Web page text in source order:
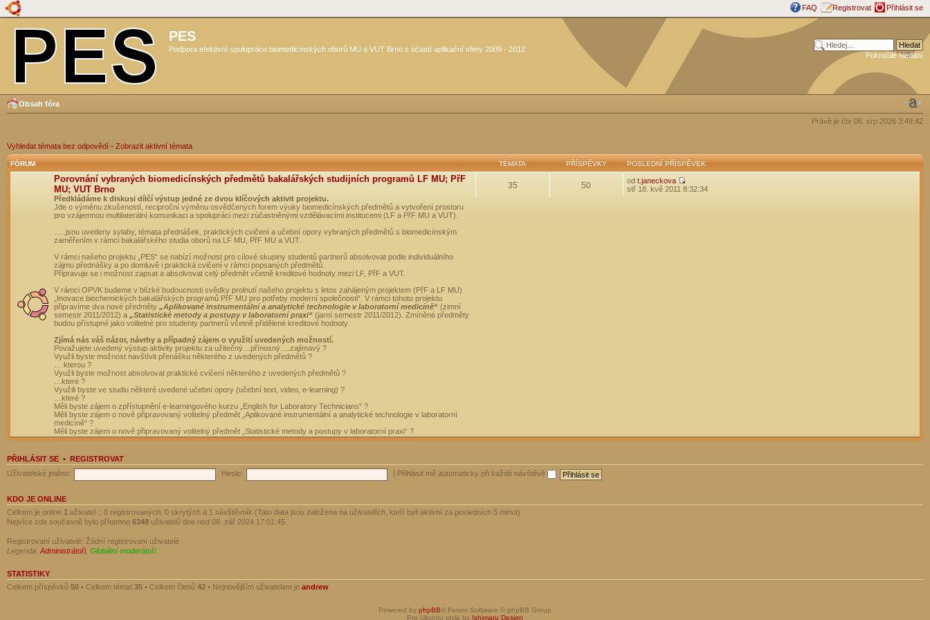
FAQ Registrovat Přihlásit se
PES
Podpora efektivní spolupráce biomedicínských oborů MU a VUT Brno s účastí aplikační sféry 2009 - 2012
Pokročilé hledání
Obsah fóra
Právě je čtv 06. srp 2026 3:49:42
Vyhledat témata bez odpovědí • Zobrazit aktivní témata
FÓRUM TÉMATA PŘÍSPĚVKY POSLEDNÍ PŘÍSPĚVEK
Porovnání vybraných biomedicínských předmětů bakalářských studijních programů LF MU; PřF
MU; VUT Brno
Předkládáme k diskusi dílčí výstup jedné ze dvou klíčových aktivit projektu.
Jde o výměnu zkušeností, reciproční výměnu osvědčených forem výuky biomedicínských předmětů a vytvoření prostoru
pro vzájemnou multilaterální komunikaci a spolupráci mezi zúčastněnými vzdělávacími institucemi (LF a PřF MU a VUT).
…..jsou uvedeny sylaby, témata přednášek, praktických cvičení a učební opory vybraných předmětů s biomedicínským
zaměřením v rámci bakalářského studia oborů na LF MU, PřF MU a VUT.
V rámci našeho projektu „PES“ se nabízí možnost pro cílové skupiny studentů partnerů absolvovat podle individuálního
zájmu přednášky a po domluvě i praktická cvičení v rámci popsaných předmětů.
Připravuje se i možnost zapsat a absolvovat celý předmět včetně kreditové hodnoty mezi LF, PřF a VUT.
V rámci OPVK budeme v blízké budoucnosti svědky prolnutí našeho projektu s letos zahájeným projektem (PřF a LF MU)
„Inovace biochemických bakalářských programů PřF MU pro potřeby moderní společnosti“. V rámci tohoto projektu
připravíme dva nové předměty „Aplikované instrumentální a analytické technologie v laboratorní medicíně“ (zimní
semestr 2011/2012) a „Statistické metody a postupy v laboratorní praxi“ (jarní semestr 2011/2012). Zmíněné předměty
budou přístupné jako volitelné pro studenty partnerů včetně přidělené kreditové hodnoty.
Zjímá nás váš názor, návrhy a případný zájem o využití uvedených možností.
Považujete uvedený výstup aktivity projektu za užitečný…přínosný….zajímavý ?
Využli byste možnost navštívit přenášku některého z uvedených předmětů ?
….kterou ?
Využli byste možnost absolvovat praktické cvičení některého z uvedených předmětů ?
…které ?
Využili byste ve studiu některé uvedené učební opory (učební text, video, e-learning) ?
…které ?
Měli byste zájem o zpřístupnění e-learningového kurzu „English for Laboratory Technicians“ ?
Měli byste zájem o nově připravovaný volitelný předmět „Aplikované instrumentální a analytické technologie v laboratorní
medicíně“ ?
Měli byste zájem o nově připravovaný volitelný předmět „Statistické metody a postupy v laboratorní praxi“ ?
35 50 od t.janeckova
stř 18. kvě 2011 8:32:34
PŘIHLÁSIT SE • REGISTROVAT
Uživatelské jméno:
Heslo: Přihlásit mě automaticky při každé návštěvě
KDO JE ONLINE
Celkem je online 1 uživatel :: 0 registrovaných, 0 skrytých a 1 návštěvník (Tato data jsou založena na uživatelích, kteří byli aktivní za posledních 5 minut)
Nejvíce zde současně bylo přítomno 6348 uživatelů dne ned 08. zář 2024 17:01:45
Registrovaní uživatelé: Žádní registrovaní uživatelé
Legenda: Administrátoři, Globální moderátoři
STATISTIKY
Celkem příspěvků 50 • Celkem témat 35 • Celkem členů 42 • Nejnovějším uživatelem je andrew
Powered by phpBB® Forum Software © phpBB Group
Pro Ubuntu style by Ishimaru Design